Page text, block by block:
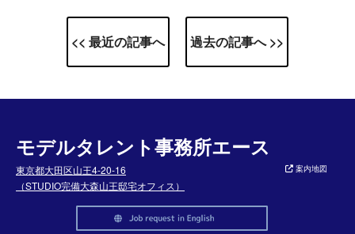
<< 最近の記事へ 過去の記事へ >>
モデルタレント事務所エース
東京都大田区山王4-20-16
（STUDIO完備大森山王邸宅オフィス）
案内地図